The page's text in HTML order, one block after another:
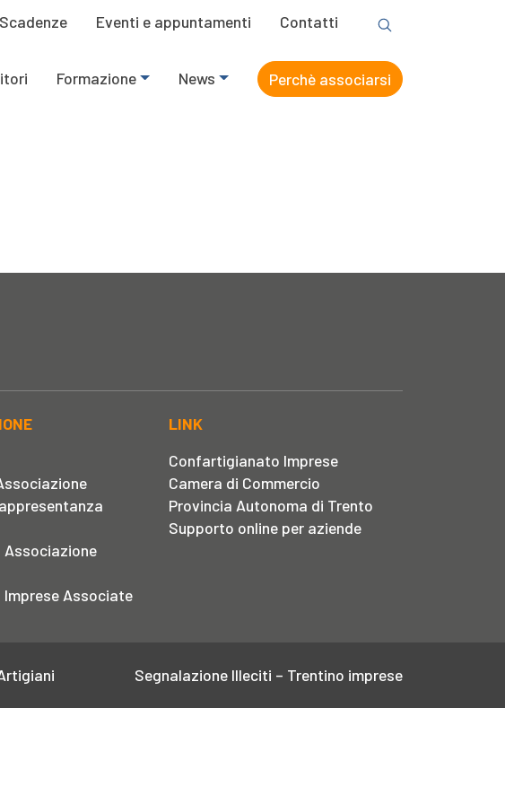
Scadenze Eventi e appuntamenti Contatti
Formazione News Perchè associarsi
Associazione
Associate
LINK
Confartigianato Imprese
Camera di Commercio
Provincia Autonoma di Trento
Supporto online per aziende
Segnalazione Illeciti – Trentino imprese